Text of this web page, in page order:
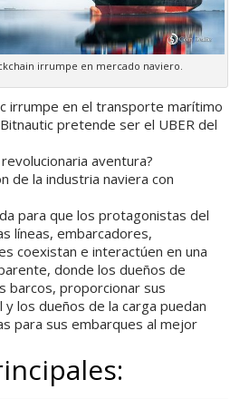
irrumpe en mercado naviero.
irrumpe en el transporte marítimo
pretende ser el UBER del
aventura?
de la industria naviera con
para que los protagonistas del
líneas, embarcadores,
coexistan e interactúen en una
donde los dueños de
barcos, proporcionar sus
los dueños de la carga puedan
para sus embarques al mejor